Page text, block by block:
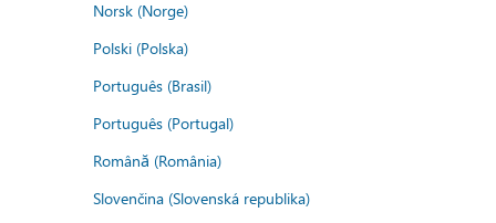
Norsk (Norge)
Polski (Polska)
Português (Brasil)
Português (Portugal)
Română (România)
Slovenčina (Slovenská republika)